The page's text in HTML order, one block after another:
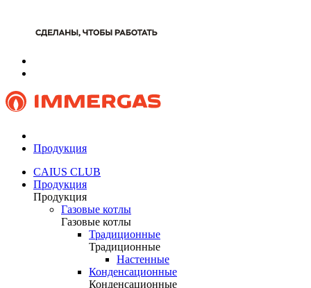
Продукция
CAIUS CLUB
Продукция
Продукция
Газовые котлы
Газовые котлы
Традиционные
Традиционные
Настенные
Конденсационные
Конденсационные